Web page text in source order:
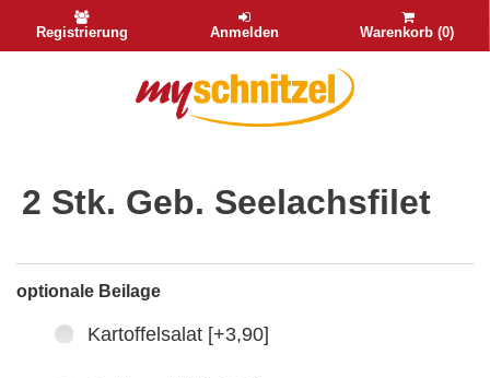
Registrierung Anmelden Warenkorb (0)
2 Stk. Geb. Seelachsfilet
optionale Beilage
Kartoffelsalat [+3,90]